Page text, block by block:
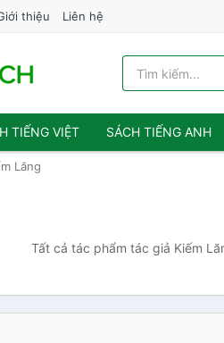
thiệu Liên hệ
TIẾNG VIỆT SÁCH TIẾNG ANH
Lăng
Tất cả tác phẩm tác giả Kiếm